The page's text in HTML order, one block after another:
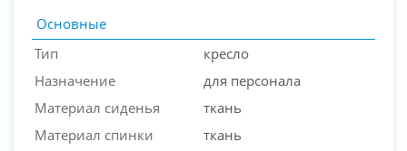
Основные
Тип
кресло
Назначение
для персонала
Материал сиденья
ткань
Материал спинки
ткань